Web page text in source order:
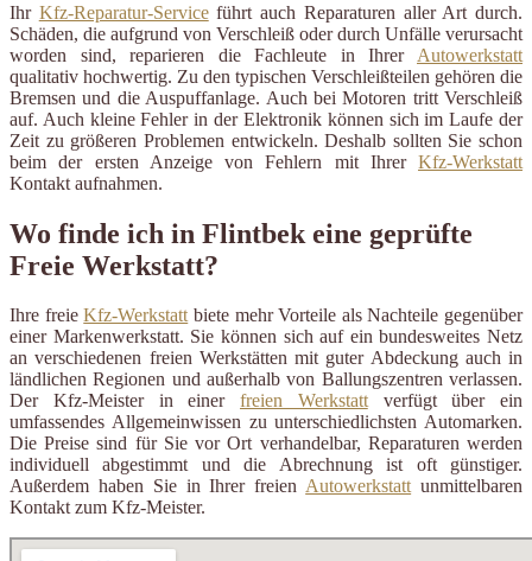
Ihr Kfz-Reparatur-Serviceführt auch Reparaturen aller Art durch.
Schäden, die aufgrund von Verschleiß oder durch Unfälle verursacht
worden sind, reparieren die Fachleute in Ihrer Autowerkstatt
qualitativ hochwertig. Zu den typischen Verschleißteilen gehören die
Bremsen und die Auspuffanlage. Auch bei Motoren tritt Verschleiß
auf. Auch kleine Fehler in der Elektronik können sich im Laufe der
Zeit zu größeren Problemen entwickeln. Deshalb sollten Sie schon
beim der ersten Anzeige von Fehlern mit Ihrer Kfz-Werkstatt
Kontakt aufnahmen.
Wo finde ich in Flintbek eine geprüfte
Freie Werkstatt?
Ihre freieKfz-Werkstattbiete mehr Vorteile als Nachteile gegenüber
einer Markenwerkstatt. Sie können sich auf ein bundesweites Netz
an verschiedenen freien Werkstätten mit guter Abdeckung auch in
ländlichen Regionen und außerhalb von Ballungszentren verlassen.
Der Kfz-Meister in einer freien Werkstattverfügt über ein
umfassendes Allgemeinwissen zu unterschiedlichsten Automarken.
Die Preise sind für Sie vor Ort verhandelbar, Reparaturen werden
individuell abgestimmt und die Abrechnung ist oft günstiger.
Außerdem haben Sie in Ihrer freienAutowerkstattunmittelbaren
Kontakt zum Kfz-Meister.